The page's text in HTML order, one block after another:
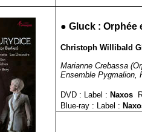
●Gluck : Orphée
Christoph Willibald
Marianne Crebassa
Ensemble Pygmalion,
DVD : Label : Naxos
Blue-ray : Label :